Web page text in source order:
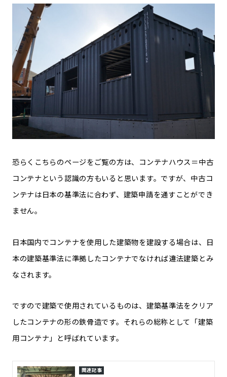
恐らくこちらのページをご覧の方は、コンテナハウス＝中古
コンテナという認識の方もいると思います。ですが、中古コ
ンテナは日本の基準法に合わず、建築申請を通すことができ
ません。
日本国内でコンテナを使用した建築物を建設する場合は、日
本の建築基準法に準拠したコンテナでなければ違法建築とみ
なされます。
ですので建築で使用されているものは、建築基準法をクリア
したコンテナの形の鉄骨造です。それらの総称として「建築
用コンテナ」と呼ばれています。
関連記事